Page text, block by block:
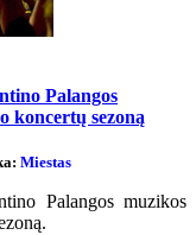
Palangos
koncertų sezoną
Miestas
Palangos muzikos